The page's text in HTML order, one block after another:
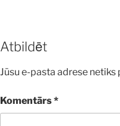
Atbildēt
Jūsu e-pasta adrese netiks
Komentārs*